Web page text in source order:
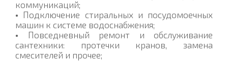
коммуникаций;
• Подключение стиральных и посудомоечных
машин к системе водоснабжения;
• Повседневный ремонт и обслуживание
сантехники: протечки кранов, замена
смесителей и прочее;